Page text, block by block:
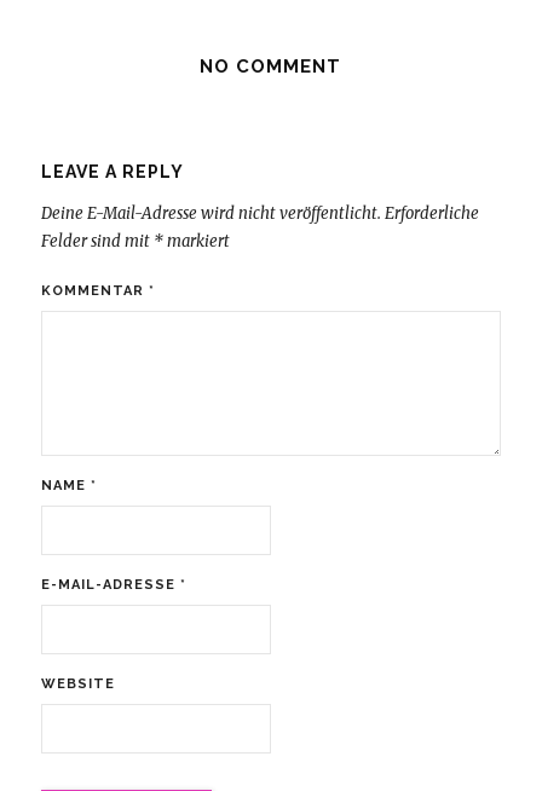
NO COMMENT
LEAVE A REPLY
Deine E-Mail-Adresse wird nicht veröffentlicht. Erforderliche
Felder sind mit *markiert
KOMMENTAR *
NAME *
E-MAIL-ADRESSE *
WEBSITE